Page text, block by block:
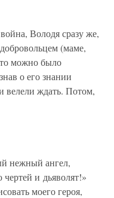
Володя сразу же,
(маме,
можно было
о его знании
велели ждать. Потом,
нежный ангел,
и дьяволят!»
моего героя,